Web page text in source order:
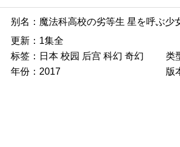
别名：魔法科高校の劣等生 星を呼ぶ少
星星的少女
更新：1集全
标签：日本 校园 后宫 科幻 奇幻
类
年份：2017
版